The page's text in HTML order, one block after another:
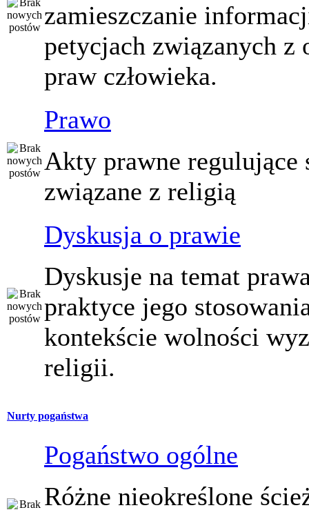
zamieszczanie
petycjach związanych z
praw człowieka.
Prawo
Akty prawne regulujące
związane z religią
Dyskusja o prawie
Dyskusje na temat
praktyce jego
kontekście wolności
religii.
Nurty pogaństwa
Pogaństwo ogólne
Różne nieokreślone